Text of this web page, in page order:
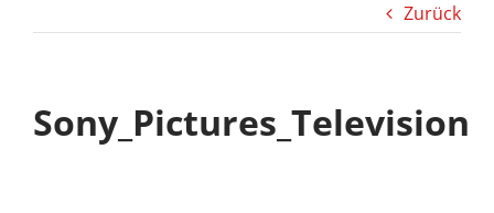
Zurück
Sony_Pictures_Television